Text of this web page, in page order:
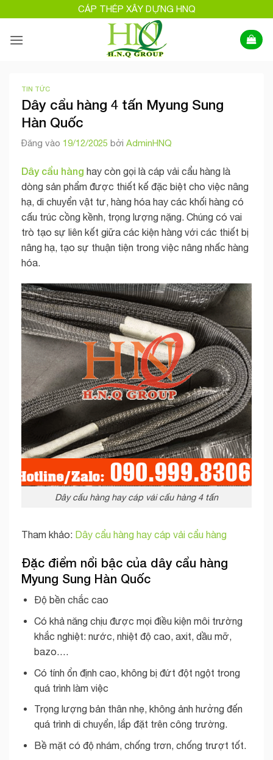
qua
nội
CÁP THÉP XÂY DỰNG HNQ
TIN TỨC
Dây cẩu hàng 4 tấn Myung Sung
Hàn Quốc
Đăng vào 19/12/2025 bởi AdminHNQ
Dây cẩu hàng hay còn gọi là cáp vải cẩu hàng là
dòng sản phẩm được thiết kế đặc biệt cho việc nâng
hạ, di chuyển vật tư, hàng hóa hay các khối hàng có
cấu trúc cồng kềnh, trọng lượng nặng. Chúng có vai
trò tạo sự liên kết giữa các kiện hàng với các thiết bị
nâng hạ, tạo sự thuận tiện trong việc nâng nhấc hàng
hóa.
Dây cẩu hàng hay cáp vải cẩu hàng 4 tấn
Tham khảo: Dây cẩu hàng hay cáp vải cẩu hàng
Đặc điểm nổi bậc của dây cẩu hàng
Myung Sung Hàn Quốc
Độ bền chắc cao
Có khả năng chịu được mọi điều kiện môi trường
khắc nghiệt: nước, nhiệt độ cao, axit, dầu mỡ,
bazo….
Có tính ổn định cao, không bị đứt đột ngột trong
quá trình làm việc
Trọng lượng bản thân nhẹ, không ảnh hưởng đến
quá trình di chuyển, lắp đặt trên công trường.
Bề mặt có độ nhám, chống trơn, chống trượt tốt.